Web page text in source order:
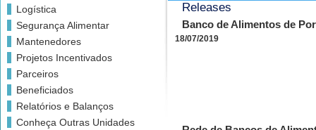
Logística
Segurança Alimentar
Mantenedores
Projetos Incentivados
Parceiros
Beneficiados
Relatórios e Balanços
Conheça Outras Unidades
Releases
Banco de Alimentos de
18/07/2019